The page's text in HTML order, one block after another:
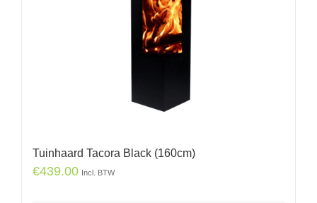
Tuinhaard Tacora Black (160cm)
€439.00 Incl. BTW